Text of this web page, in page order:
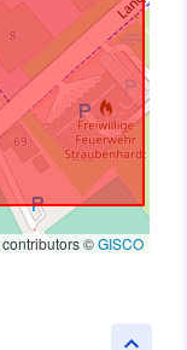
contributors ©GISCO
keyboard_arrow_up